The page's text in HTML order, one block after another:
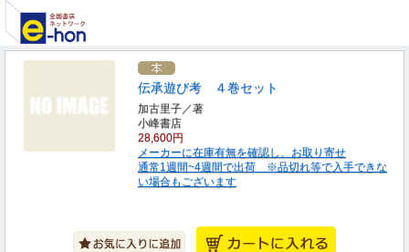
伝承遊び考 ４巻セット
加古里子／著
小峰書店
28,600円
メーカーに在庫有無を確認し、お取り寄せ
通常1週間~4週間で出荷 ※品切れ等で入手できな
い場合もございます